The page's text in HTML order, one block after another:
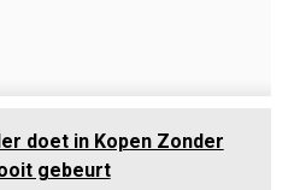
doet in Kopen Zonder
gebeurt